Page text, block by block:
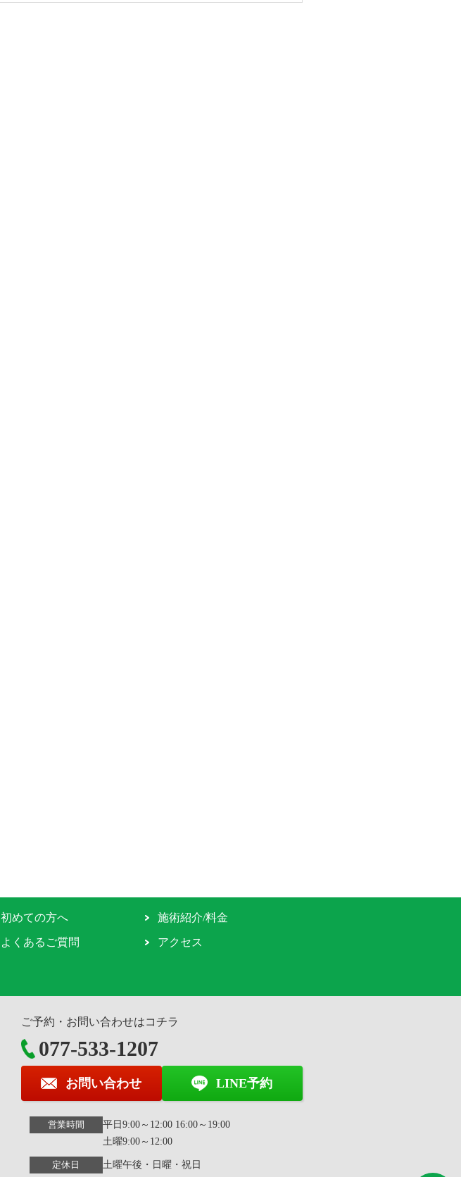
初めての方へ 施術紹介/料金
よくあるご質問 アクセス
ご予約・お問い合わせはコチラ
077-533-1207
お問い合わせ LINE予約
営業時間
平日9:00～12:00 16:00～19:00
土曜9:00～12:00
定休日 土曜午後・日曜・祝日